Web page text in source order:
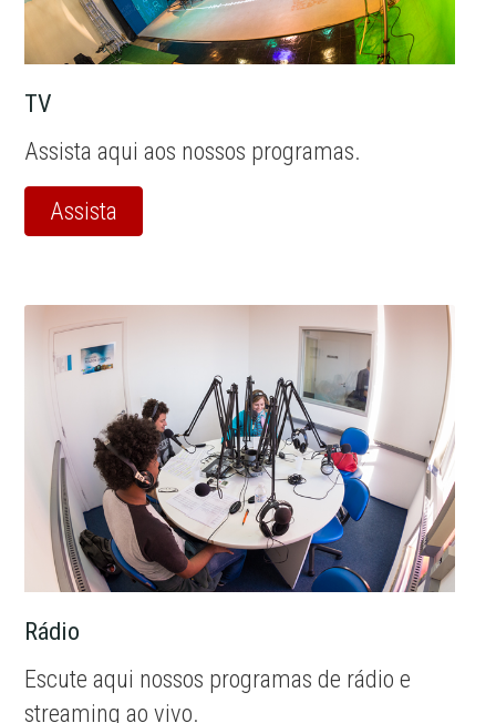
TV
Assista aqui aos nossos programas.
Assista
Rádio
Escute aqui nossos programas de rádio e
streaming ao vivo.